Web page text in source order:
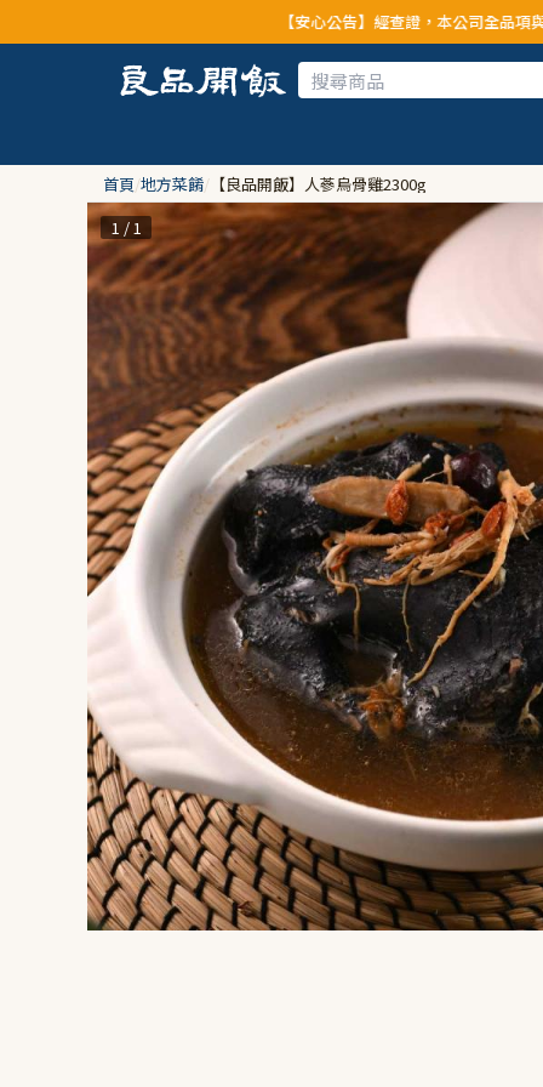
【安心公告】經查證，本公司全品項與上游供應商均
首頁/地方菜餚/ 【良品開飯】人蔘烏骨雞2300g
1 / 1